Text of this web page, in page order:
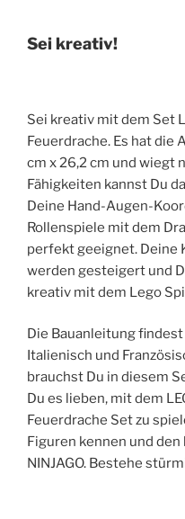
Sei kreativ!
Sei kreativ mit dem Set
Feuerdrache. Es hat die
cm x 26,2 cm und wiegt
Fähigkeiten kannst Du
Deine Hand-Augen-
Rollenspiele mit dem
perfekt geeignet.
werden gesteigert und
kreativ mit dem Lego
Die Bauanleitung
Italienisch und
brauchst Du in diesem
Du es lieben, mit dem
Feuerdrache Set zu
Figuren kennen und
NINJAGO. Bestehe